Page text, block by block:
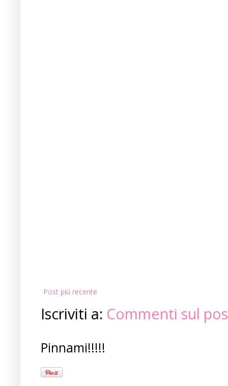
Post più recente
Iscriviti a: Commenti sul
Pinnami!!!!!